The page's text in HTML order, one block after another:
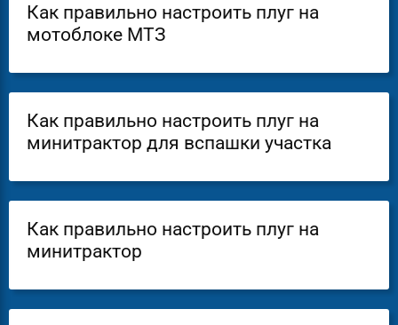
Как правильно настроить плуг на
мотоблоке МТЗ
Как правильно настроить плуг на
минитрактор для вспашки участка
Как правильно настроить плуг на
минитрактор